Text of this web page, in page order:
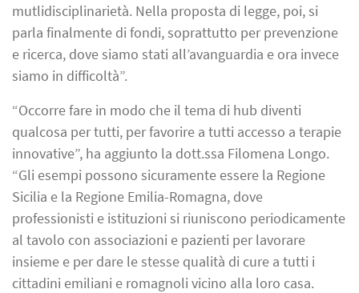
mutlidisciplinarietà. Nella proposta di legge, poi, si
parla finalmente di fondi, soprattutto per prevenzione
e ricerca, dove siamo stati all’avanguardia e ora invece
siamo in difficoltà”.
“Occorre fare in modo che il tema di hub diventi
qualcosa per tutti, per favorire a tutti accesso a terapie
innovative”, ha aggiunto la dott.ssa Filomena Longo.
“Gli esempi possono sicuramente essere la Regione
Sicilia e la Regione Emilia-Romagna, dove
professionisti e istituzioni si riuniscono periodicamente
al tavolo con associazioni e pazienti per lavorare
insieme e per dare le stesse qualità di cure a tutti i
cittadini emiliani e romagnoli vicino alla loro casa.